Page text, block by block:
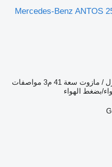
Mercedes-Benz ANTOS
/ مازوت سعة 41 م3
مواصفات
بضغط الهواء